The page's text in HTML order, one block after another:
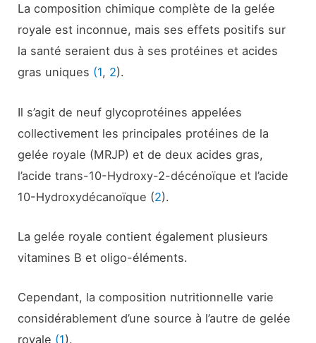
La composition chimique complète de la gelée
royale est inconnue, mais ses effets positifs sur
la santé seraient dus à ses protéines et acides
gras uniques (1, 2).
Il s’agit de neuf glycoprotéines appelées
collectivement les principales protéines de la
gelée royale (MRJP) et de deux acides gras,
l’acide trans-10-Hydroxy-2-décénoïque et l’acide
10-Hydroxydécanoïque (2).
La gelée royale contient également plusieurs
vitamines B et oligo-éléments.
Cependant, la composition nutritionnelle varie
considérablement d’une source à l’autre de gelée
royale (1).